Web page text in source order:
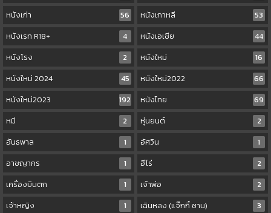
หนังเก่า
56 หนังเกาหลี
53
หนังเรท R18+
4 หนังเอเชีย
44
หนังโรง
2 หนังใหม่
16
หนังใหม่ 2024
45 หนังใหม่2022
66
หนังใหม่2023
192 หนังไทย
69
หมี
2 หุ่นยนต์
2
อันธพาล
1 อัศวิน
1
อาชญากร
1 ฮีโร่
2
เครื่องบินตก
1 เจ้าพ่อ
2
เจ้าหญิง
1 เฉินหลง (แจ๊กกี้ ชาน)
3